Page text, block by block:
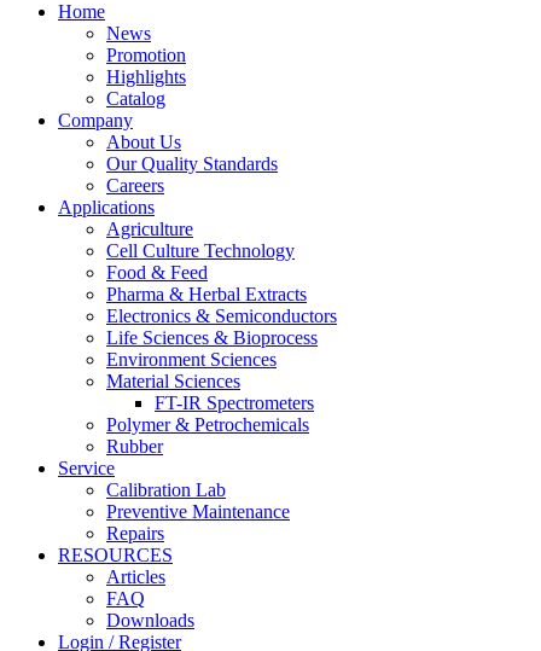
Home
News
Promotion
Highlights
Catalog
Company
About Us
Our Quality Standards
Careers
Applications
Agriculture
Cell Culture Technology
Food & Feed
Pharma & Herbal Extracts
Electronics & Semiconductors
Life Sciences & Bioprocess
Environment Sciences
Material Sciences
FT-IR Spectrometers
Polymer & Petrochemicals
Rubber
Service
Calibration Lab
Preventive Maintenance
Repairs
RESOURCES
Articles
FAQ
Downloads
Login / Register